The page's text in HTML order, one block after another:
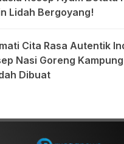
Lidah Bergoyang!
Cita Rasa Autentik
Nasi Goreng
Dibuat